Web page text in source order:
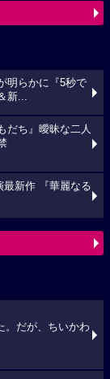
明らかに『5秒で
新...
だち』曖昧な二人
最新作 『華麗なる
。だが、ちいかわ